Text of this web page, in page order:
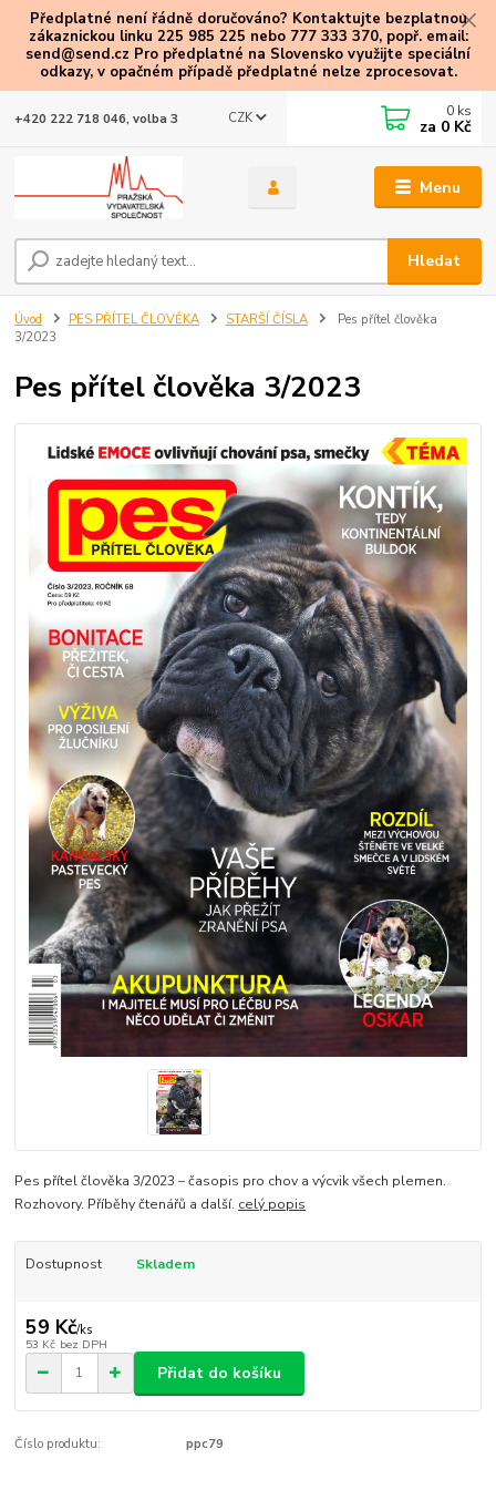
Předplatné není řádně doručováno? Kontaktujte bezplatnou
zákaznickou linku 225 985 225 nebo 777 333 370, popř. email:
send@send.cz Pro předplatné na Slovensko využijte speciální
odkazy, v opačném případě předplatné nelze zprocesovat.
Menu
CZK
Hledat
+420 222 718 046, volba 3 0 ks
za 0 Kč
Úvod PES PŘÍTEL ČLOVĚKA STARŠÍ ČÍSLA
Pes přítel člověka
3/2023
Pes přítel člověka 3/2023
Pes přítel člověka 3/2023 – časopis pro chov a výcvik všech plemen.
Rozhovory. Příběhy čtenářů a další. celý popis
Dostupnost Skladem
59 Kč/ks
53 Kč bez DPH
Přidat do košíku
Číslo produktu: ppc79